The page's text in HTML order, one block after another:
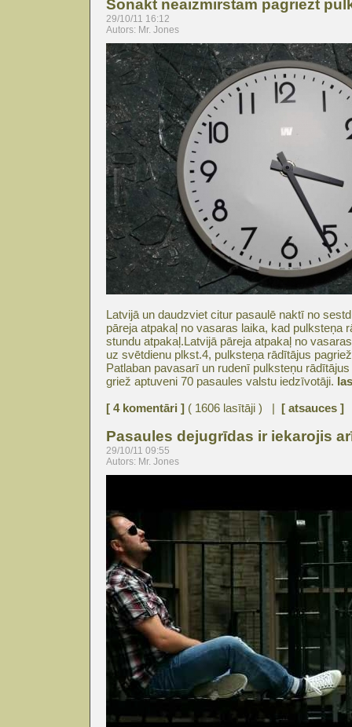
Šonakt neaizmirstam pagriezt
29/10/11 16:12
Autors: Mr. Jones
Latvijā un daudzviet citur pasaulē naktī no
pāreja atpakaļ no vasaras laika, kad pulksteņa
stundu atpakaļ.Latvijā pāreja atpakaļ no
uz svētdienu plkst.4, pulksteņa rādītājus
Patlaban pavasarī un rudenī pulksteņu
griež aptuveni 70 pasaules valstu iedzīvotāji.
[ 4 komentāri ] ( 1606 lasītāji ) | [ atsauces ]
Pasaules dejugrīdas ir iekarojis
29/10/11 09:55
Autors: Mr. Jones